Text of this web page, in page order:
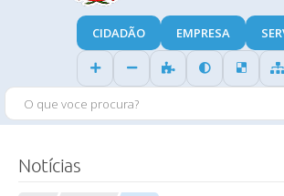
O QUE VOCE PROCURA?
CIDADÃO EMPRESA
Notícias